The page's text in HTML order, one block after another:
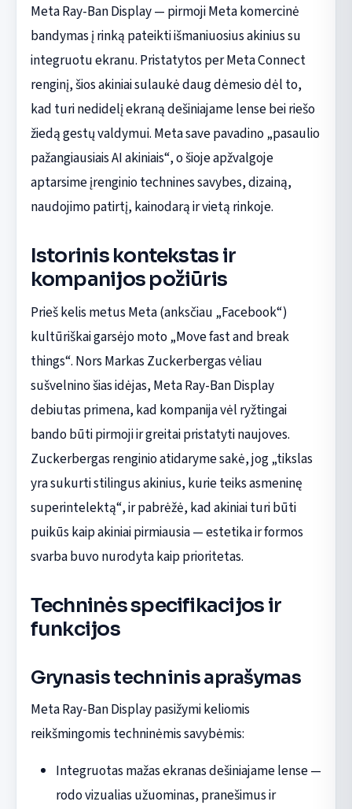
Meta Ray-Ban Display — pirmoji Meta komercinė
bandymas į rinką pateikti išmaniuosius akinius su
integruotu ekranu. Pristatytos per Meta Connect
renginį, šios akiniai sulaukė daug dėmesio dėl to,
kad turi nedidelį ekraną dešiniajame lense bei riešo
žiedą gestų valdymui. Meta save pavadino „pasaulio
pažangiausiais AI akiniais“, o šioje apžvalgoje
aptarsime įrenginio technines savybes, dizainą,
naudojimo patirtį, kainodarą ir vietą rinkoje.
Istorinis kontekstas ir
kompanijos požiūris
Prieš kelis metus Meta (anksčiau „Facebook“)
kultūriškai garsėjo moto „Move fast and break
things“. Nors Markas Zuckerbergas vėliau
sušvelnino šias idėjas, Meta Ray-Ban Display
debiutas primena, kad kompanija vėl ryžtingai
bando būti pirmoji ir greitai pristatyti naujoves.
Zuckerbergas renginio atidaryme sakė, jog „tikslas
yra sukurti stilingus akinius, kurie teiks asmeninę
superintelektą“, ir pabrėžė, kad akiniai turi būti
puikūs kaip akiniai pirmiausia — estetika ir formos
svarba buvo nurodyta kaip prioritetas.
Techninės specifikacijos ir
funkcijos
Grynasis techninis aprašymas
Meta Ray-Ban Display pasižymi keliomis
reikšmingomis techninėmis savybėmis:
Integruotas mažas ekranas dešiniajame lense —
rodo vizualias užuominas, pranešimus ir